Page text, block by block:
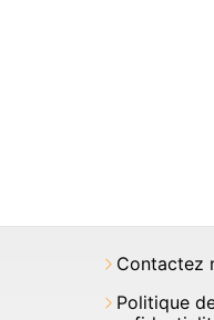
Contactez
Politique